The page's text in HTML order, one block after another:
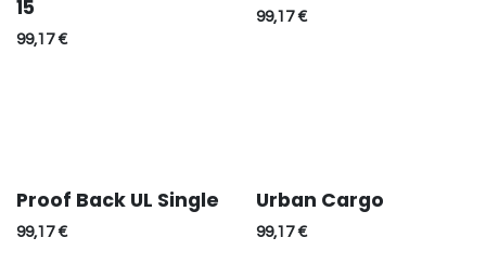
15
99,17€
99,17€
Proof Back UL Single
99,17€
Urban Cargo
99,17€